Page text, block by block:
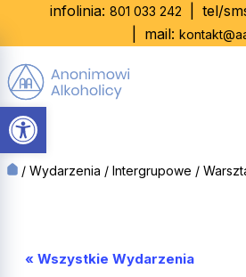
Otwórz pasek narzędzi
infolinia: 801 033 242 tel/
mail:
/ Wydarzenia / Intergrupowe /
« Wszystkie Wydarzenia